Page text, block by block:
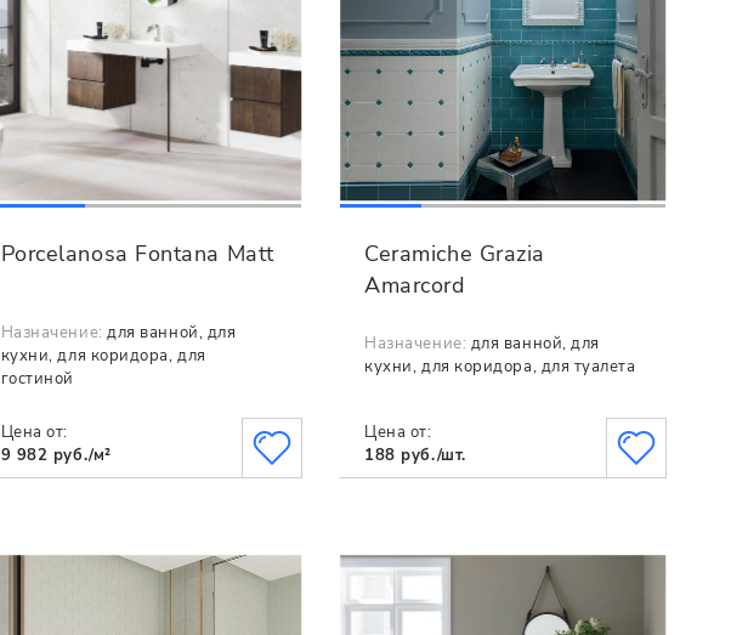
Porcelanosa Fontana Matt
Назначение: для ванной, для
кухни, для коридора, для
гостиной
Цена от:
9 982 руб./м²
Ceramiche Grazia
Amarcord
Назначение: для ванной, для
кухни, для коридора, для туалета
Цена от:
188 руб./шт.